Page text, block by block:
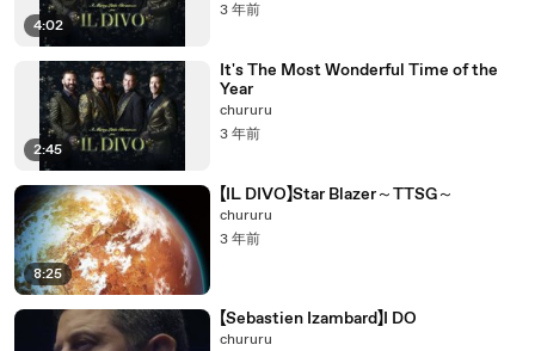
4:02
3 年前
2:45
It's The Most Wonderful Time of the
Year
chururu
3 年前
8:25
【IL DIVO】Star Blazer～TTSG～
chururu
3 年前
【Sebastien Izambard】I DO
chururu